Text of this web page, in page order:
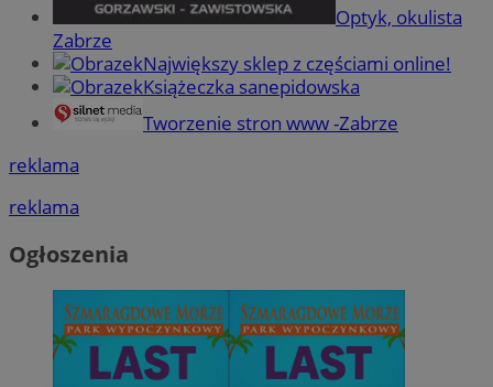
Optyk, okulista
Zabrze
Największy sklep z częściami online!
Książeczka sanepidowska
Tworzenie stron www -Zabrze
reklama
reklama
Ogłoszenia